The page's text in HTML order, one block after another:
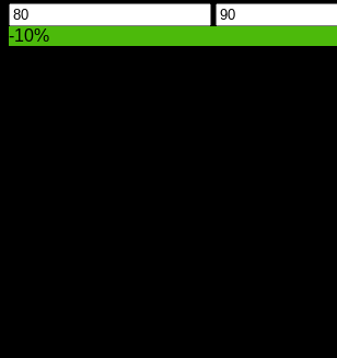
Mindste
pris
Højeste
pris
-10%